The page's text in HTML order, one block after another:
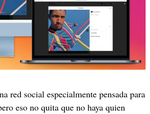
red social especialmente pensada para
eso no quita que no haya quien